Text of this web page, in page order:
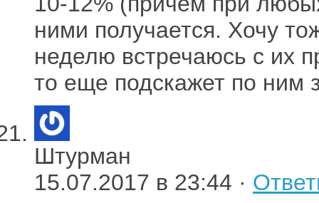
ними получается. Хочу
неделю встречаюсь с их
то еще подскажет по ним
Штурман
15.07.2017 в 23:44 ·